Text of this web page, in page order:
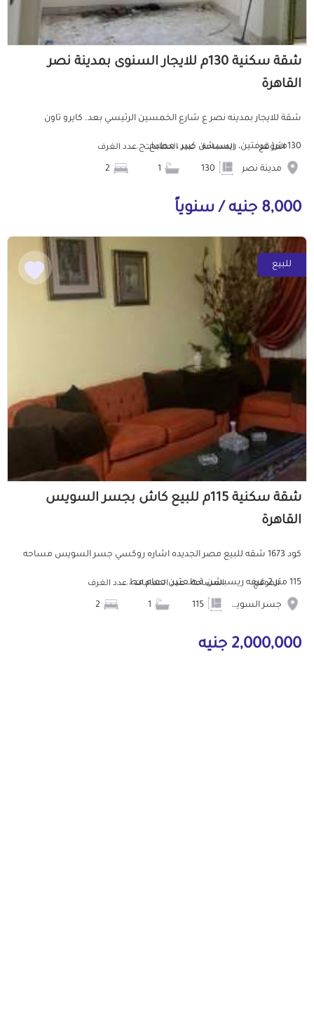
شقة سكنية 130م للايجار السنوى بمدينة نصر
القاهرة
شقة للايجار بمدينه نصر ع شارع الخمسين الرئيسي بعد. كايرو تاون
130متر( غرفتين، ريسبشن كبير ، مطبخ، ح... الموقع
مدينة نصر
المساحة عدد الحمامات عدد الغرف
8,000 جنيه / سنوياً
للبيع
شقة سكنية 115م للبيع كاش بجسر السويس
القاهرة
كود 1673 شقه للبيع مصر الجديده اشاره روكسي جسر السويس مساحه
115 متر 2 غرفه ريسبشن قطعتين حمام مط... الموقع
جسر السويس
المساحة عدد الحمامات عدد الغرف
2,000,000 جنيه